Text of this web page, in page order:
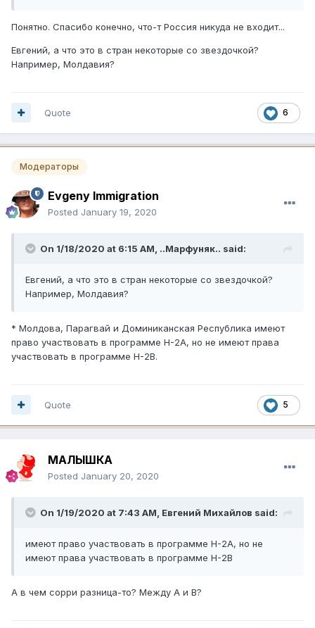
Понятно. Спасибо конечно, что-т Россия никуда не входит...
Евгений, а что это в стран некоторые со звездочкой?
Например, Молдавия?
6
Quote
Модераторы
Evgeny Immigration
Posted January 19, 2020
On 1/18/2020 at 6:15 AM, ..Марфуняк.. said:
Евгений, а что это в стран некоторые со звездочкой?
Например, Молдавия?
* Молдова, Парагвай и Доминиканская Республика имеют
право участвовать в программе H-2A, но не имеют права
участвовать в программе H-2B.
5
Quote
МАЛЫШКА
Posted January 20, 2020
On 1/19/2020 at 7:43 AM, Евгений Михайлов said:
имеют право участвовать в программе H-2A, но не
имеют права участвовать в программе H-2B
А в чем сорри разница-то? Между А и В?